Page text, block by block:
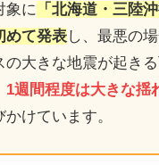
象に 「北海道・三陸
めて発表し、最悪の
の大きな地震が起き
1週間程度は大きな揺
かけています。